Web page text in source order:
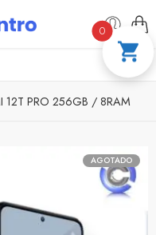
COMPRA
12T PRO 256GB / 8RAM
AGOTADO
0